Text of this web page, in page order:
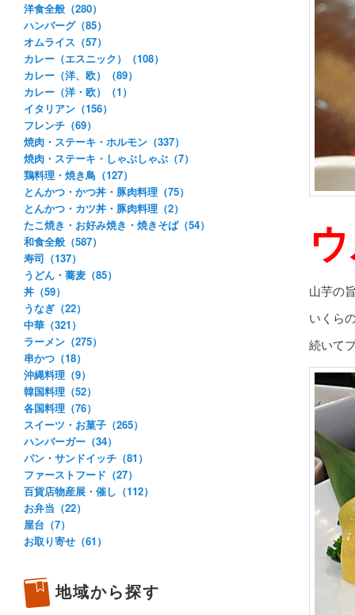
山芋の
いくら
続いて
洋食全般（280）
ハンバーグ（85）
オムライス（57）
カレー（エスニック）（108）
カレー（洋、欧）（89）
カレー（洋・欧）（1）
イタリアン（156）
フレンチ（69）
焼肉・ステーキ・ホルモン（337）
焼肉・ステーキ・しゃぶしゃぶ（7）
鶏料理・焼き鳥（127）
とんかつ・かつ丼・豚肉料理（75）
とんかつ・カツ丼・豚肉料理（2）
たこ焼き・お好み焼き・焼きそば（54）
和食全般（587）
寿司（137）
うどん・蕎麦（85）
丼（59）
うなぎ（22）
中華（321）
ラーメン（275）
串かつ（18）
沖縄料理（9）
韓国料理（52）
各国料理（76）
スイーツ・お菓子（265）
ハンバーガー（34）
パン・サンドイッチ（81）
ファーストフード（27）
百貨店物産展・催し（112）
お弁当（22）
屋台（7）
お取り寄せ（61）
地域から探す